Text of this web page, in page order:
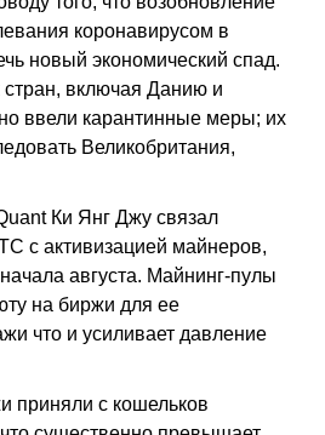
коронавирусом в
новый экономический спад.
стран, включая Данию и
ввели карантинные меры; их
Великобритания,
Ки Янг Джу связал
с активизацией майнеров,
августа. Майнинг-пулы
на биржи для ее
что и усиливает давление
приняли с кошельков